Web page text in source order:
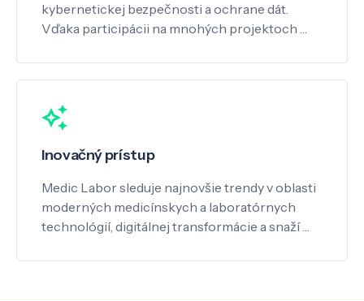
kybernetickej bezpečnosti a ochrane dát.
Vďaka participácii na mnohých projektoch …
Inovačný prístup
Medic Labor sleduje najnovšie trendy v oblasti
moderných medicínskych a laboratórnych
technológií, digitálnej transformácie a snaží …